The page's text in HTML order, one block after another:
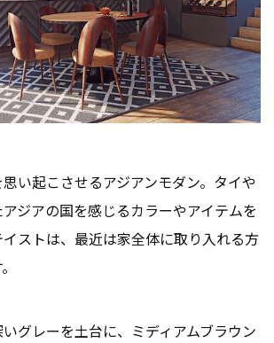
い起こさせるアジアンモダン。タイや
ジアの国を感じるカラーやアイテムを
ストは、最近は家全体に取り入れる方
グレーを土台に、ミディアムブラウン